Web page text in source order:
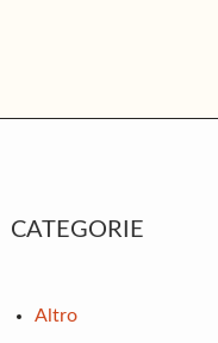
Primary
CATEGORIE
Altro